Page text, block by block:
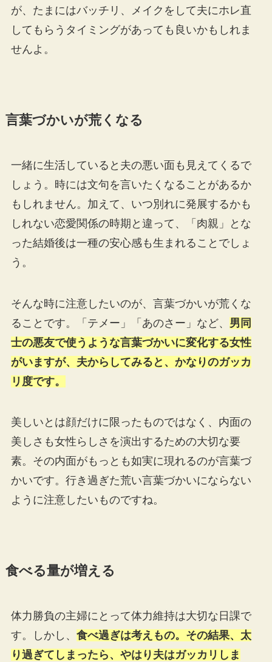
が、たまにはバッチリ、メイクをして夫にホレ直
してもらうタイミングがあっても良いかもしれま
せんよ。
言葉づかいが荒くなる
一緒に生活していると夫の悪い面も見えてくるで
しょう。時には文句を言いたくなることがあるか
もしれません。加えて、いつ別れに発展するかも
しれない恋愛関係の時期と違って、「肉親」とな
った結婚後は一種の安心感も生まれることでしょ
う。
そんな時に注意したいのが、言葉づかいが荒くな
ることです。「テメー」「あのさー」など、 男同
士の悪友で使うような言葉づかいに変化する女性
がいますが、夫からしてみると、かなりのガッカ
リ度です。
美しいとは顔だけに限ったものではなく、内面の
美しさも女性らしさを演出するための大切な要
素。その内面がもっとも如実に現れるのが言葉づ
かいです。行き過ぎた荒い言葉づかいにならない
ように注意したいものですね。
食べる量が増える
体力勝負の主婦にとって体力維持は大切な日課で
す。しかし、 食べ過ぎは考えもの。その結果、太
り過ぎてしまったら、やはり夫はガッカリしま